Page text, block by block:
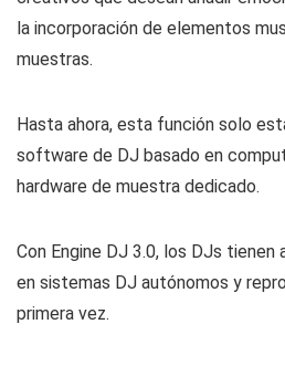
la incorporación de elementos
muestras.
Hasta ahora, esta función solo
software de DJ basado en
hardware de muestra dedicado.
Con Engine DJ 3.0, los DJs
en sistemas DJ autónomos y
primera vez.